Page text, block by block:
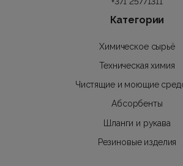
Категории
Химическое сырьё
Техническая химия
Чистящие и моющие
Абсорбенты
Шланги и рукава
Резиновые изделия